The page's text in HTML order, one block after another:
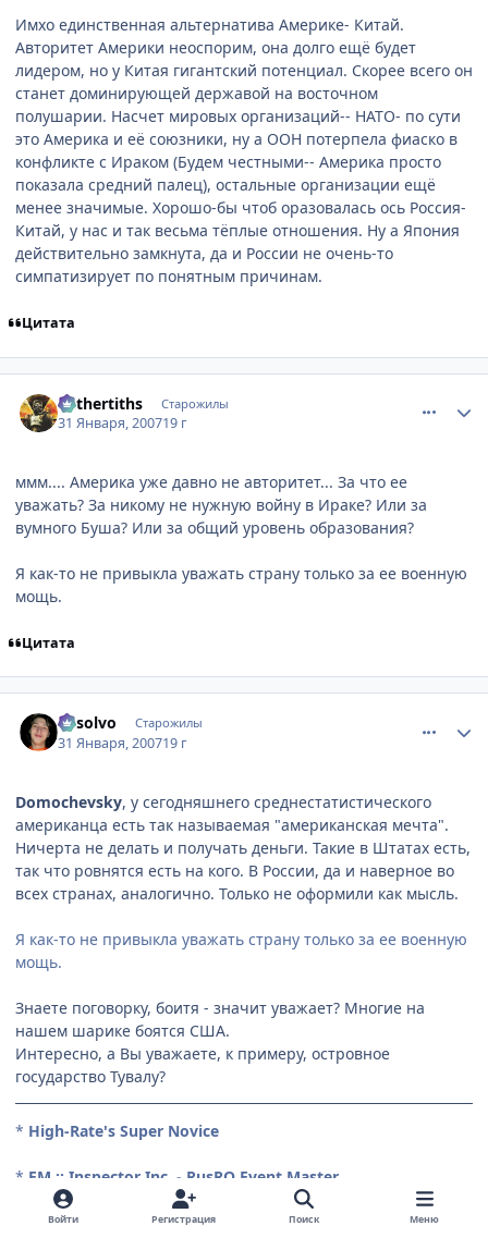
Имхо единственная альтернатива Америке- Китай.
Авторитет Америки неоспорим, она долго ещё будет
лидером, но у Китая гигантский потенциал. Скорее всего он
станет доминирующей державой на восточном
полушарии. Насчет мировых организаций-- НАТО- по сути
это Америка и её союзники, ну а ООН потерпела фиаско в
конфликте с Ираком (Будем честными-- Америка просто
показала средний палец), остальные организации ещё
менее значимые. Хорошо-бы чтоб оразовалась ось Россия-
Китай, у нас и так весьма тёплые отношения. Ну а Япония
действительно замкнута, да и России не очень-то
симпатизирует по понятным причинам.
Цитата
Mithertiths Старожилы
31 Января, 200719 г
ммм.... Америка уже давно не авторитет... За что ее
уважать? За никому не нужную войну в Ираке? Или за
вумного Буша? Или за общий уровень образования?
Я как-то не привыкла уважать страну только за ее военную
мощь.
Цитата
absolvo Старожилы
31 Января, 200719 г
Domochevsky, у сегодняшнего среднестатистического
американца есть так называемая "американская мечта".
Ничерта не делать и получать деньги. Такие в Штатах есть,
так что ровнятся есть на кого. В России, да и наверное во
всех странах, аналогично. Только не оформили как мысль.
Я как-то не привыкла уважать страну только за ее военную
мощь.
Знаете поговорку, боитя - значит уважает? Многие на
нашем шарике боятся США.
Интересно, а Вы уважаете, к примеру, островное
государство Тувалу?
* High-Rate's Super Novice
* EM :: Inspector Inc. - RusRO Event Master
<noindex> Origa.RU</noindex>
Войти Регистрация Поиск Меню